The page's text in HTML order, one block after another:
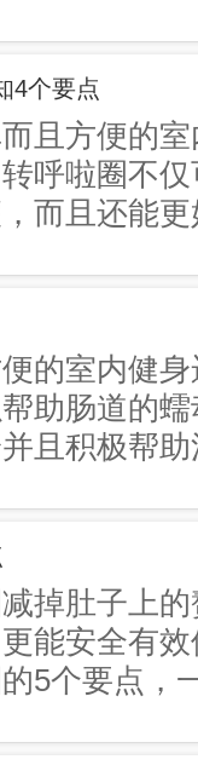
4个要点
且方便的
呼啦圈不
而且还能
的室内健
助肠道的
且积极帮
掉肚子上
能安全有
5个要点，